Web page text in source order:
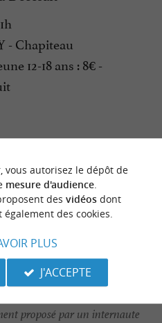
- Chapiteau
12-18 ans : 8€ -
DE L'ÉVÈNEMENT
à jour :13/11/2025 à 12:17:07
proposé par un internaute
vous autorisez le dépôt de
mesure d'audience.
des vidéosdont
des cookies.
PLUS
J'ACCEPTE